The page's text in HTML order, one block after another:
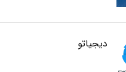
دیجیاتو